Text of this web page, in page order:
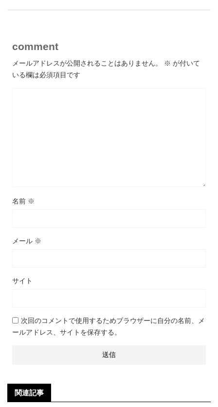
comment
メールアドレスが公開されることはありません。 ※ が付いて
いる欄は必須項目です
名前 ※
メール ※
サイト
次回のコメントで使用するためブラウザーに自分の名前、メ
ールアドレス、サイトを保存する。
関連記事